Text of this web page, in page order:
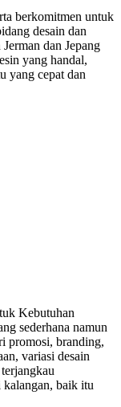
berkomitmen untuk
desain dan
dan Jepang
yang handal,
yang cepat dan
Kebutuhan
sederhana namun
promosi, branding,
variasi desain
kalangan, baik itu